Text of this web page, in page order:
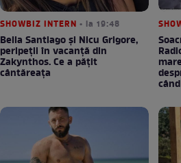
SHOWBIZ INTERN • la 19:48
Bella Santiago și Nicu Grigore,
peripeții în vacanță din
Zakynthos. Ce a pățit
cântăreața